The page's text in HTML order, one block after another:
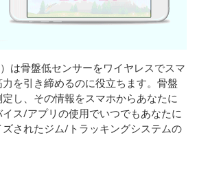
は骨盤低センサーをワイヤレスでスマ
を引き締めるのに役立ちます。骨盤
し、その情報をスマホからあなたに
ス/アプリの使用でいつでもあなたに
されたジム/トラッキングシステムの